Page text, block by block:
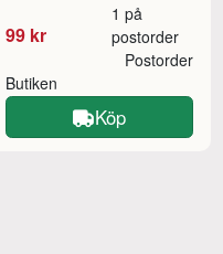
99 kr
1 på
postorder
Butiken
Postorder
Köp